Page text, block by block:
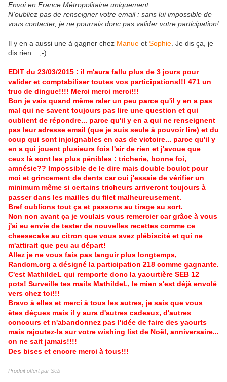
Envoi en France Métropolitaine uniquement
N'oubliez pas de renseigner votre email : sans lui impossible de
vous contacter, je ne pourrais donc pas valider votre participation!
Il y en a aussi une à gagner chez Manue et Sophie . Je dis ça, je
dis rien... ;-)
EDIT du 23/03/2015 : il m'aura fallu plus de 3 jours pour
valider et comptabiliser toutes vos participations!!! 471 un
truc de dingue!!!! Merci merci merci!!!
Bon je vais quand même raler un peu parce qu'il y en a pas
mal qui ne savent toujours pas lire une question et qui
oublient de répondre... parce qu'il y en a qui ne renseignent
pas leur adresse email (que je suis seule à pouvoir lire) et du
coup qui sont injoignables en cas de victoire... parce qu'il y
en a qui jouent plusieurs fois l'air de rien et j'avoue que
ceux là sont les plus pénibles : tricherie, bonne foi,
amnésie?? Impossible de le dire mais double boulot pour
moi et grincement de dents car oui j'essaie de vérifier un
minimum même si certains tricheurs arriveront toujours à
passer dans les mailles du filet malheureusement.
Bref oublions tout ça et passons au tirage au sort.
Non non avant ça je voulais vous remercier car grâce à vous
j'ai eu envie de tester de nouvelles recettes comme ce
cheesecake au citron que vous avez plébiscité et qui ne
m'attirait que peu au départ!
Allez je ne vous fais pas languir plus longtemps,
Random.org a désigné la participation 218 comme gagnante.
C'est MathildeL qui remporte donc la yaourtière SEB 12
pots! Surveille tes mails MathildeL, le mien s'est déjà envolé
vers chez toi!!!
Bravo à elles et merci à tous les autres, je sais que vous
êtes déçues mais il y aura d'autres cadeaux, d'autres
concours et n'abandonnez pas l'idée de faire des yaourts
mais rajoutez-la sur votre wishing list de Noël, anniversaire...
on ne sait jamais!!!!
Des bises et encore merci à tous!!!
Produit offert par Seb